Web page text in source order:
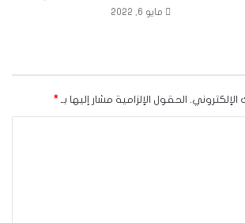
مايو 6, 2022
الإلكتروني. الحقول الإلزامية مشار إليها بـ *